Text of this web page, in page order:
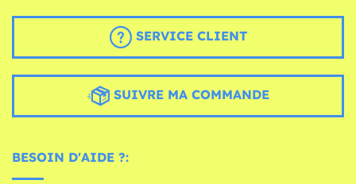
SERVICE CLIENT
SUIVRE MA COMMANDE
BESOIN D'AIDE ?: